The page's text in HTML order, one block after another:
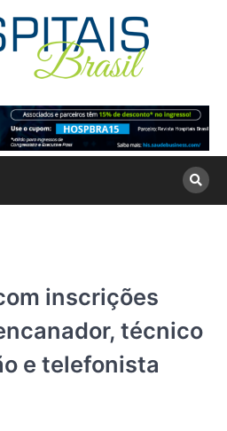
inscrições
técnico
e telefonista